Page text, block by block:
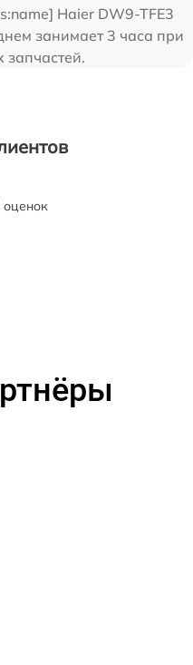
Haier DW9-TFE3
занимает 3 часа при
запчастей.
оценок